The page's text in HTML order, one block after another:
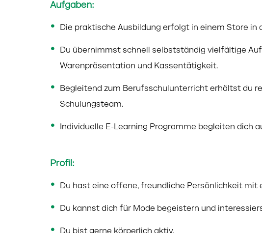
Aufgaben:
Die praktische Ausbildung erfolgt in einem Store in
Du übernimmst schnell selbstständig vielfältige
Warenpräsentation und Kassentätigkeit.
Begleitend zum Berufsschulunterricht erhältst du
Schulungsteam.
Individuelle E-Learning Programme begleiten dich
Profil:
Du hast eine offene, freundliche Persönlichkeit mit
Du kannst dich für Mode begeistern und